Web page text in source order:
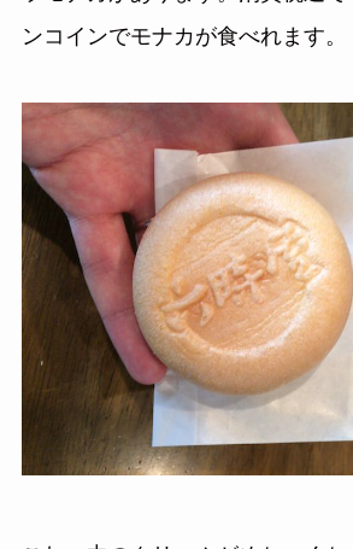
ンコインでモナカが食べれます。